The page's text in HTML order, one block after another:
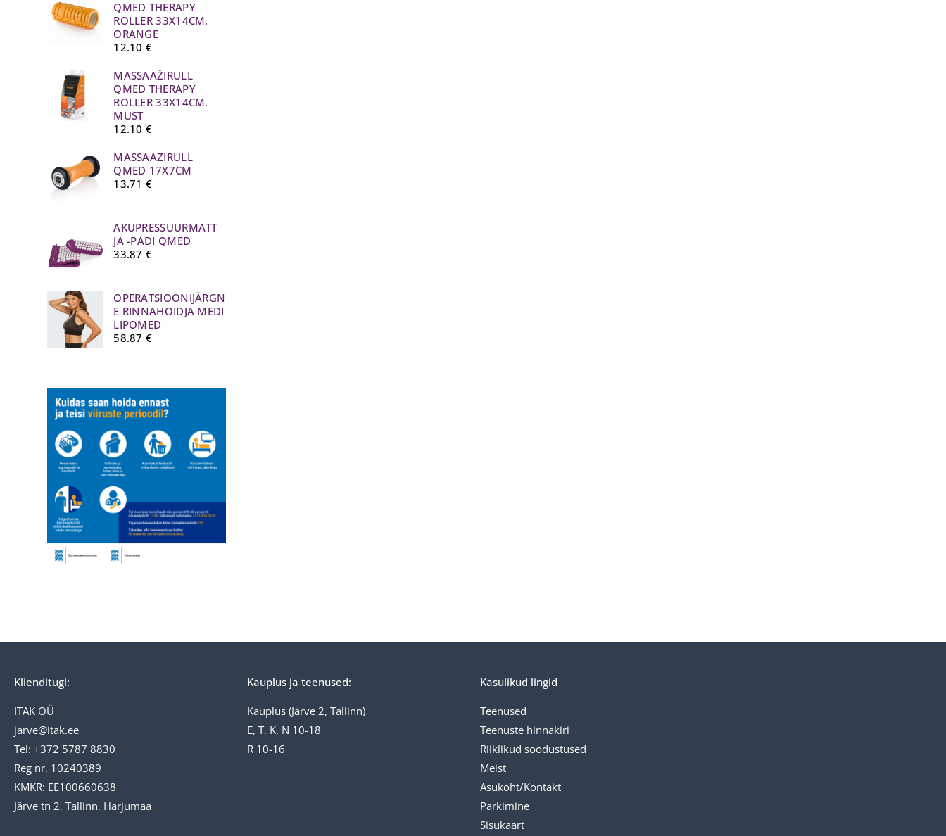
QMED THERAPY
ROLLER 33X14CM.
ORANGE
12.10€
MASSAAŽIRULL
QMED THERAPY
ROLLER 33X14CM.
MUST
12.10€
MASSAAZIRULL
QMED 17X7CM
13.71€
AKUPRESSUURMATT
JA -PADI QMED
33.87€
OPERATSIOONIJÄRGN
E RINNAHOIDJA MEDI
LIPOMED
58.87€
Klienditugi:
ITAK OÜ
jarve@itak.ee
Tel: +372 5787 8830
Reg nr. 10240389
KMKR: EE100660638
Järve tn 2, Tallinn, Harjumaa
Kauplus ja teenused:
Kauplus (Järve 2, Tallinn)
E, T, K, N 10-18
R 10-16
Kasulikud lingid
Teenused
Teenuste hinnakiri
Riiklikud soodustused
Meist
Asukoht/Kontakt
Parkimine
Sisukaart